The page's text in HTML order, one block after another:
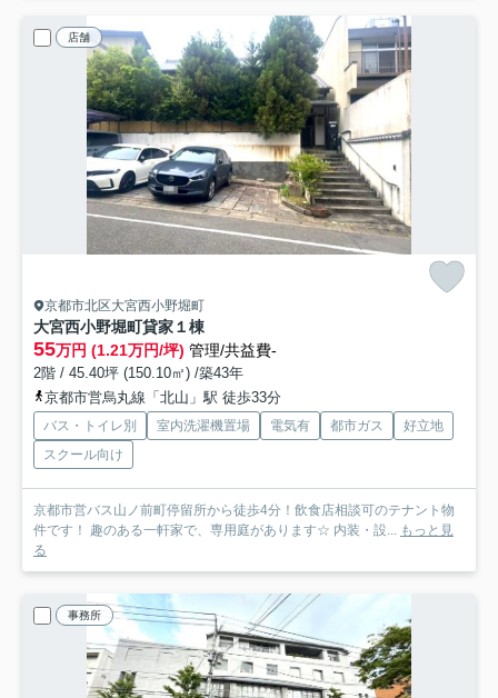
店舗
京都市北区大宮西小野堀町
大宮西小野堀町貸家１棟
55万円 (1.21万円/坪) 管理/共益費-
2階 / 45.40坪 (150.10㎡) /築43年
京都市営烏丸線「北山」駅 徒歩33分
バス・トイレ別 室内洗濯機置場 電気有 都市ガス
好立地
スクール向け
京都市営バス山ノ前町停留所から徒歩4分！飲食店相談可のテナント物
件です！ 趣のある一軒家で、専用庭があります☆ 内装・設... もっと見
る
事務所